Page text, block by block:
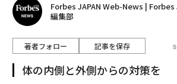
Forbes JAPAN Web-News | Forbes
編集部
著者フォロー 記事を保存
体の内側と外側からの対策を